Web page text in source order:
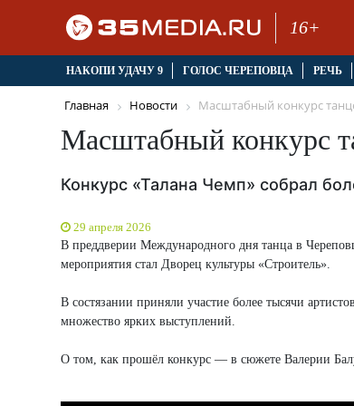
16+
НАКОПИ УДАЧУ 9 ГОЛОС ЧЕРЕПОВЦА РЕЧЬ
Главная Новости Масштабный конкурс
Масштабный конкурс
Конкурс «Талана Чемп» собрал
29 апреля 2026
В преддверии Международного дня танца в
мероприятия стал Дворец культуры «Строитель».
В состязании приняли участие более тысячи
множество ярких выступлений.
О том, как прошёл конкурс — в сюжете Валерии